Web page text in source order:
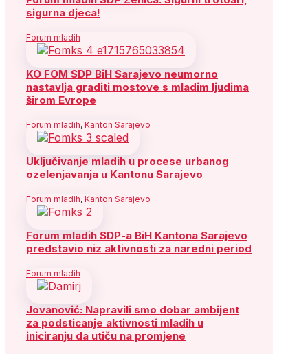
sigurna djeca!
Forum mladih
KO FOM SDP BiH Sarajevo neumorno
nastavlja graditi mostove s mladim ljudima
širom Evrope
Forum mladih, Kanton Sarajevo
Uključivanje mladih u procese urbanog
ozelenjavanja u Kantonu Sarajevo
Forum mladih, Kanton Sarajevo
Forum mladih SDP-a BiH Kantona Sarajevo
predstavio niz aktivnosti za naredni period
Forum mladih
Jovanović: Napravili smo dobar ambijent
za podsticanje aktivnosti mladih u
iniciranju da utiču na promjene